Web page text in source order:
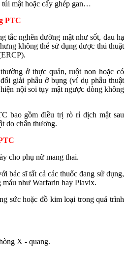
túi mật hoặc cấy ghép gan…
PTC
tắc nghẽn đường mật như sốt, đau hạ
không thể sử dụng được thủ thuật
ở thực quản, ruột non hoặc có
giải phẫu ở bụng (ví dụ phẫu thuật
nội soi tụy mật ngược dòng không
bao gồm điều trị rò rỉ dịch mật sau
do chấn thương.
cho phụ nữ mang thai.
bác sĩ tất cả các thuốc đang sử dụng,
máu như Warfarin hay Plavix.
sức hoặc đồ kim loại trong quá trình
X - quang.